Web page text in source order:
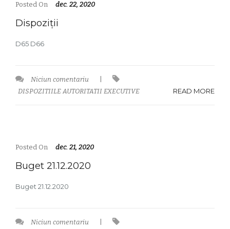
Posted On dec. 22, 2020
Dispoziții
D65 D66
Niciun comentariu
DISPOZITIILE AUTORITATII EXECUTIVE
READ MORE
Posted On dec. 21, 2020
Buget 21.12.2020
Buget 21.12.2020
Niciun comentariu